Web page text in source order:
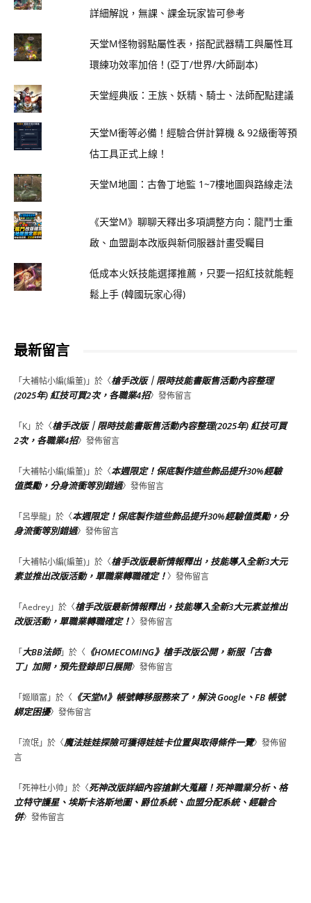
詳細解說，無課、課金玩家皆可參考
天堂M怪物弱點屬性表，搭配武器精工與屬性耳
環練功效率加倍！(亞丁/世界/大師副本)
天堂經典版：王族、妖精、騎士、法師配點建議
天堂M衝等必備！經驗合併計算機 & 92級衝等預
估工具正式上線！
天堂M地圖：古魯丁地監 1~7樓地圖與路線走法
《天堂M》聊聊天釋出多項調整方向：龍鬥士重
啟、血盟副本改版與新伺服器計畫受矚目
低成本火妖技能選擇推薦，只要一招紅技就能輕
鬆上手 (韓國玩家心得)
最新留言
「大補帖小編(編董)」於〈槍手改版｜限時技能書販售活動內容整理
(2025年) 紅技可買2次，各職業4招〉發佈留言
「 K」於〈槍手改版｜限時技能書販售活動內容整理(2025年) 紅技可買
2次，各職業4招〉發佈留言
「大補帖小編(編董)」於〈本週限定！保底製作這些飾品提升30%經驗
值獎勵，分身流衝等別錯過〉發佈留言
「 呂學龍」於〈本週限定！保底製作這些飾品提升30%經驗值獎勵，分
身流衝等別錯過〉發佈留言
「大補帖小編(編董)」於〈槍手改版最新情報釋出，技能導入全新3大元
素並推出改版活動，單職業轉職確定！〉發佈留言
「Aedrey」於〈槍手改版最新情報釋出，技能導入全新3大元素並推出
改版活動，單職業轉職確定！〉發佈留言
「大BB法師」於〈 《HOMECOMING》槍手改版公開，新服「古魯
丁」加開，預先登錄即日展開〉發佈留言
「姬順富」於〈 《天堂M》帳號轉移服務來了，解決 Google、FB 帳號
綁定困擾〉發佈留言
「流氓」於〈魔法娃娃探險可獲得娃娃卡位置與取得條件一覽〉發佈留
言
「死神杜小帅」於〈死神改版詳細內容搶鮮大蒐羅！死神職業分析、格
立特守護星、埃斯卡洛斯地圖、爵位系統、血盟分配系統、經驗合
併〉發佈留言